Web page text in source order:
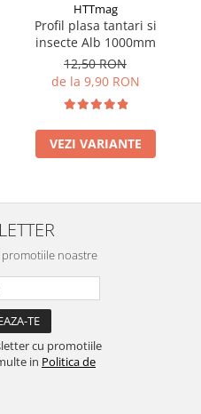
HTTmag
Profil plasa tantari si
insecte Alb 1000mm
12,50 RON
de la 9,90 RON
VEZI VARIANTE
noastre
cu promotiile
in Politica de